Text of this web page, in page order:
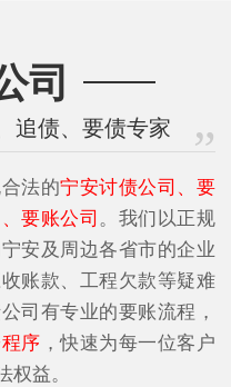
司
追债、要债专家
法的宁安讨债公司、要
要账公司 。我们以正规
安及周边各省市的企业
账款、工程欠款等疑难
司有专业的要账流程，
序 ，快速为每一位客户
权益。